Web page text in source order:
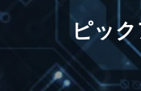
ピッ